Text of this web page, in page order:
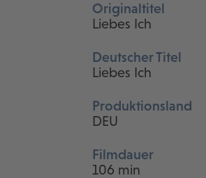
Originaltitel
Liebes Ich
Deutscher Titel
Liebes Ich
Produktionsland
DEU
Filmdauer
106 min